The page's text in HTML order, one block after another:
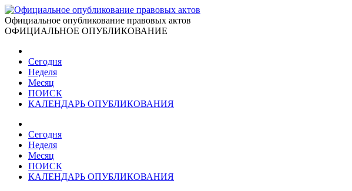
Официальное опубликование правовых актов
ОФИЦИАЛЬНОЕ ОПУБЛИКОВАНИЕ
Сегодня
Неделя
Месяц
ПОИСК
КАЛЕНДАРЬ ОПУБЛИКОВАНИЯ
Сегодня
Неделя
Месяц
ПОИСК
КАЛЕНДАРЬ ОПУБЛИКОВАНИЯ